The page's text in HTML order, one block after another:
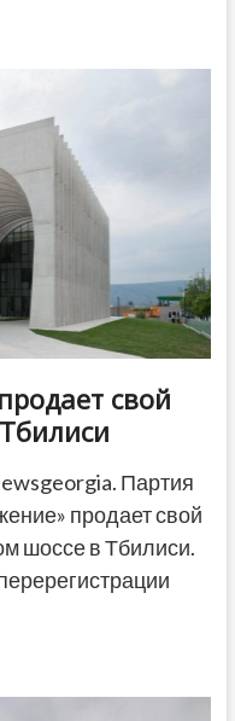
свой
Партия
продает свой
шоссе в Тбилиси.